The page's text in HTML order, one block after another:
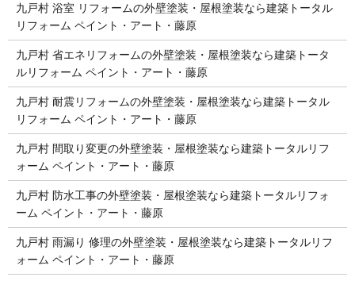
九戸村 浴室 リフォームの外壁塗装・屋根塗装なら建築トータル
リフォーム ペイント・アート・藤原
九戸村 省エネリフォームの外壁塗装・屋根塗装なら建築トータ
ルリフォーム ペイント・アート・藤原
九戸村 耐震リフォームの外壁塗装・屋根塗装なら建築トータル
リフォーム ペイント・アート・藤原
九戸村 間取り変更の外壁塗装・屋根塗装なら建築トータルリフ
ォーム ペイント・アート・藤原
九戸村 防水工事の外壁塗装・屋根塗装なら建築トータルリフォ
ーム ペイント・アート・藤原
九戸村 雨漏り 修理の外壁塗装・屋根塗装なら建築トータルリフ
ォーム ペイント・アート・藤原